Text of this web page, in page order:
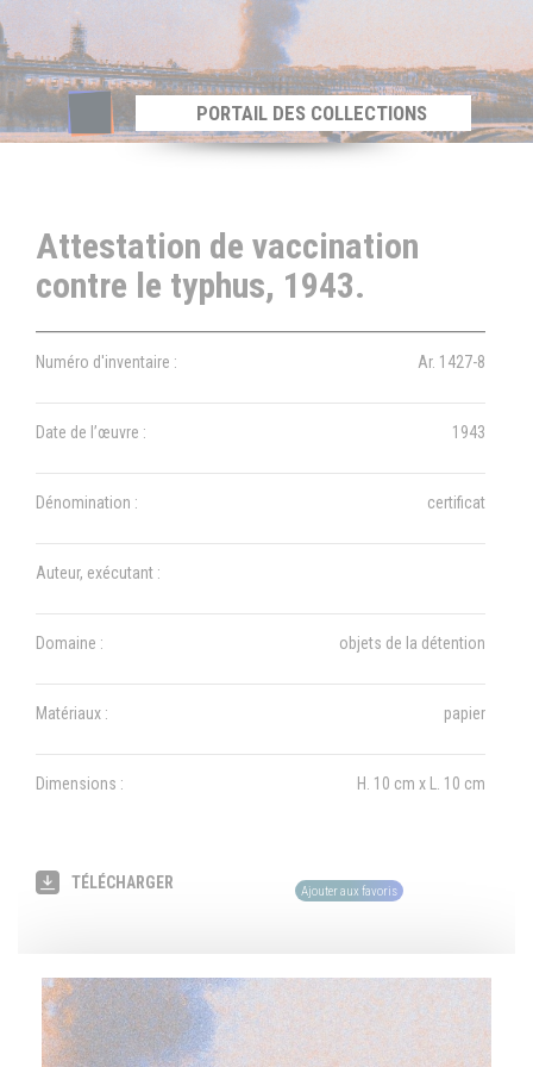
Panneau de gestion des cookies
PORTAIL DES COLLECTIONS
Attestation de vaccination
contre le typhus, 1943.
Numéro d'inventaire : Ar. 1427-8
Date de l’œuvre : 1943
Dénomination : certificat
Auteur, exécutant :
Domaine : objets de la détention
Matériaux : papier
Dimensions : H. 10 cm x L. 10 cm
TÉLÉCHARGER Ajouter aux favoris